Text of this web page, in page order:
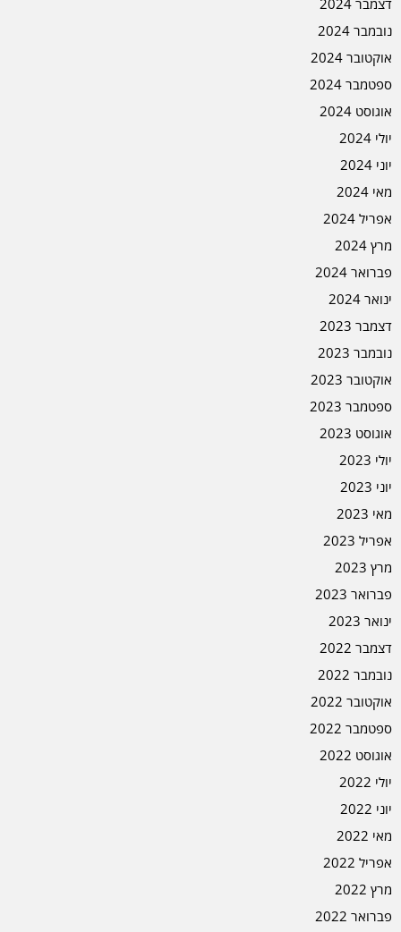
נובמבר 2024
אוקטובר 2024
ספטמבר 2024
אוגוסט 2024
יולי 2024
יוני 2024
מאי 2024
אפריל 2024
מרץ 2024
פברואר 2024
ינואר 2024
דצמבר 2023
נובמבר 2023
אוקטובר 2023
ספטמבר 2023
אוגוסט 2023
יולי 2023
יוני 2023
מאי 2023
אפריל 2023
מרץ 2023
פברואר 2023
ינואר 2023
דצמבר 2022
נובמבר 2022
אוקטובר 2022
ספטמבר 2022
אוגוסט 2022
יולי 2022
יוני 2022
מאי 2022
אפריל 2022
מרץ 2022
פברואר 2022